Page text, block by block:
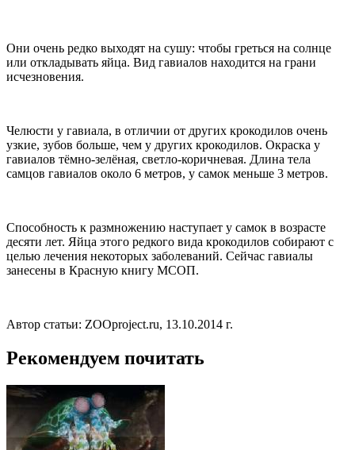
Они очень редко выходят на сушу: чтобы греться на солнце
или откладывать яйца. Вид гавиалов находится на грани
исчезновения.
Челюсти у гавиала, в отличии от других крокодилов очень
узкие, зубов больше, чем у других крокодилов. Окраска у
гавиалов тёмно-зелёная, светло-коричневая. Длина тела
самцов гавиалов около 6 метров, у самок меньше 3 метров.
Способность к размножению наступает у самок в возрасте
десяти лет. Яйца этого редкого вида крокодилов собирают с
целью лечения некоторых заболеваний. Сейчас гавиалы
занесены в Красную книгу МСОП.
Автор статьи: ZOOproject.ru, 13.10.2014 г.
Рекомендуем почитать